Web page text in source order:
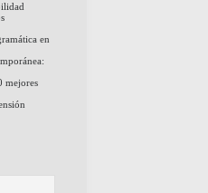
en
mejores